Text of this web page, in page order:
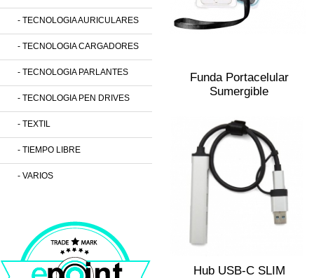
- TECNOLOGIA AURICULARES
- TECNOLOGIA CARGADORES
- TECNOLOGIA PARLANTES
- TECNOLOGIA PEN DRIVES
- TEXTIL
- TIEMPO LIBRE
- VARIOS
Funda Portacelular
Sumergible
Hub USB-C SLIM